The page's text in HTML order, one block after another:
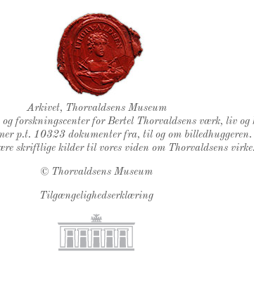
Thorvaldsens Segl
Arkivet, Thorvaldsens Museum
forskningscenter for Bertel Thorvaldsens værk, liv og
p.t. 10323 dokumenter fra, til og om billedhuggeren.
skriftlige kilder til vores viden om Thorvaldsens virke.
© Thorvaldsens Museum
Tilgængelighedserklæring